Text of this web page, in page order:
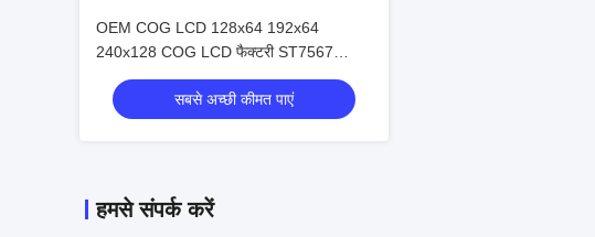
OEM COG LCD 128x64 192x64
240x128 COG LCD फैक्टरी ST7567
औद्योगिक नियंत्रण के लिए COG डिस्प्ले
सबसे अच्छी कीमत पाएं
हमसे संपर्क करें